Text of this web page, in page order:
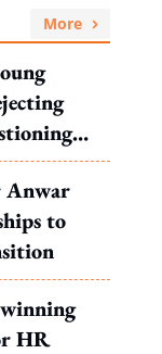
More
Anwar
to
HR